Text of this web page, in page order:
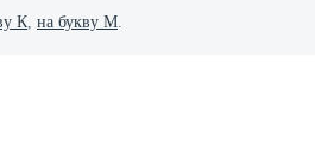
К на букву М